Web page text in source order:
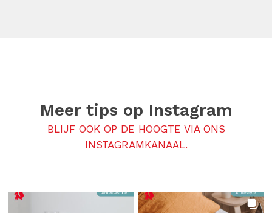
Meer tips op Instagram
BLIJF OOK OP DE HOOGTE VIA ONS
INSTAGRAMKANAAL.